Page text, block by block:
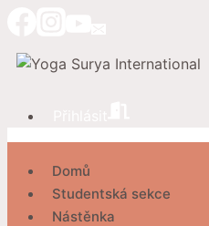
obsah
Domů
Studentská sekce
Nástěnka